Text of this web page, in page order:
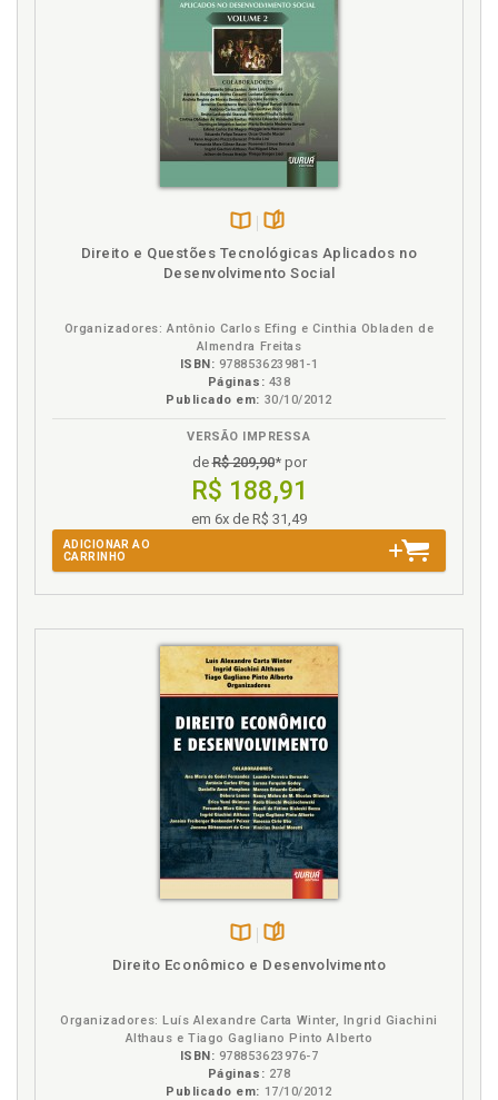
na
Direito e Questões Tecnológicas Aplicados no
Desenvolvimento Social
Organizadores: Antônio Carlos Efing e Cinthia Obladen de
Almendra Freitas
ISBN: 978853623981-1
Páginas: 438
Publicado em: 30/10/2012
VERSÃO IMPRESSA
deR$ 209,90* por
R$ 188,91
em 6x de R$ 31,49
ADICIONAR AO
CARRINHO
Direito Econômico e Desenvolvimento
Organizadores: Luís Alexandre Carta Winter, Ingrid Giachini
Althaus e Tiago Gagliano Pinto Alberto
ISBN: 978853623976-7
Páginas: 278
Publicado em: 17/10/2012